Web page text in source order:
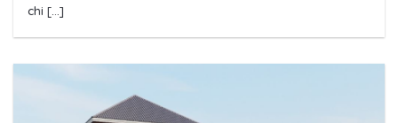
chi [...]